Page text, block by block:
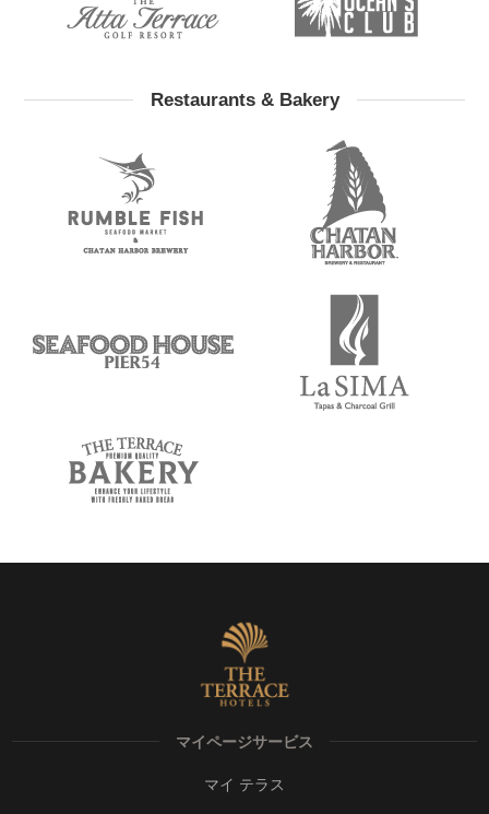
Restaurants & Bakery
マイページサービス
マイ テラス